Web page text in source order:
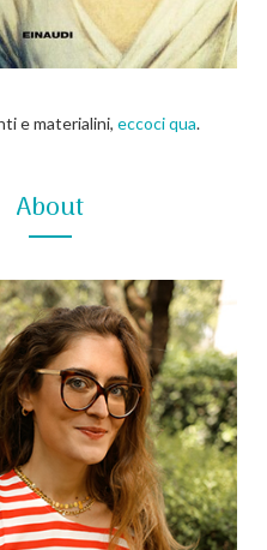
e materialini, eccoci qua.
About